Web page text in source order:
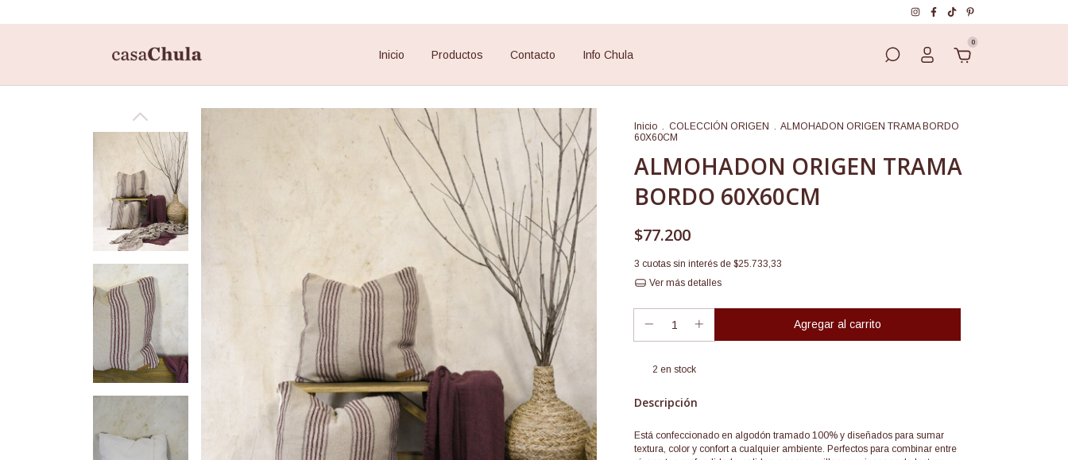
Inicio Productos Contacto Info Chula
0
Inicio . COLECCIÓN ORIGEN . ALMOHADON ORIGEN TRAMA BORDO
60X60CM
ALMOHADON ORIGEN TRAMA
BORDO 60X60CM
$77.200
3 cuotas sin interés de $25.733,33
Ver más detalles
2 en stock
Descripción
Está confeccionado en algodón tramado 100% y diseñados para sumar
textura, color y confort a cualquier ambiente. Perfectos para combinar entre